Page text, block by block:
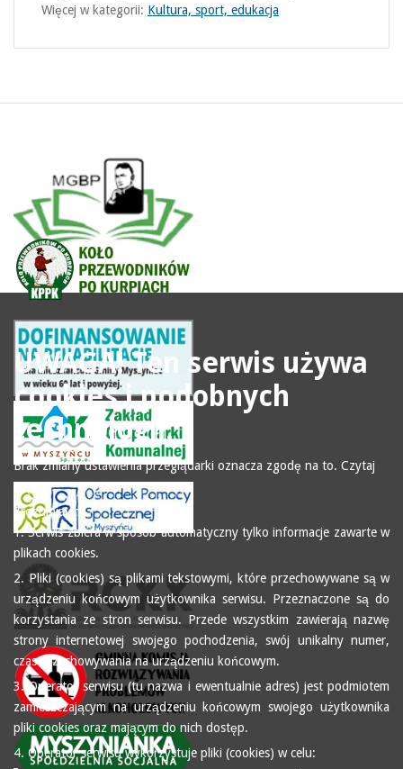
Więcej w kategorii: Kultura, sport, edukacja
UWAGA! Ten serwis używa
cookies i podobnych
technologii.
Brak zmiany ustawienia przeglądarki oznacza zgodę na to. Czytaj
więcej…
Zrozumiałem
1. Serwis zbiera w sposób automatyczny tylko informacje zawarte w
plikach cookies.
2. Pliki (cookies) są plikami tekstowymi, które przechowywane są w
urządzeniu końcowym użytkownika serwisu. Przeznaczone są do
korzystania ze stron serwisu. Przede wszystkim zawierają nazwę
strony internetowej swojego pochodzenia, swój unikalny numer,
czas przechowywania na urządzeniu końcowym.
3. Operator serwisu (tu nazwa i ewentualnie adres) jest podmiotem
zamieszczającym na urządzeniu końcowym swojego użytkownika
pliki cookies oraz mającym do nich dostęp.
4. Operator serwisu wykorzystuje pliki (cookies) w celu: